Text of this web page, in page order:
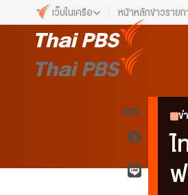
เว็บในเครือ
เว็บไซต์ในเครือ
ALTV
ทุกความสุข...ดูฟรี ไม่มี
The Active
พื้นที่นำเสนอวาระของสั
Thai PBS Kids
หน้าหลักข่าวรายก
แชร์ : ข่
ฟ